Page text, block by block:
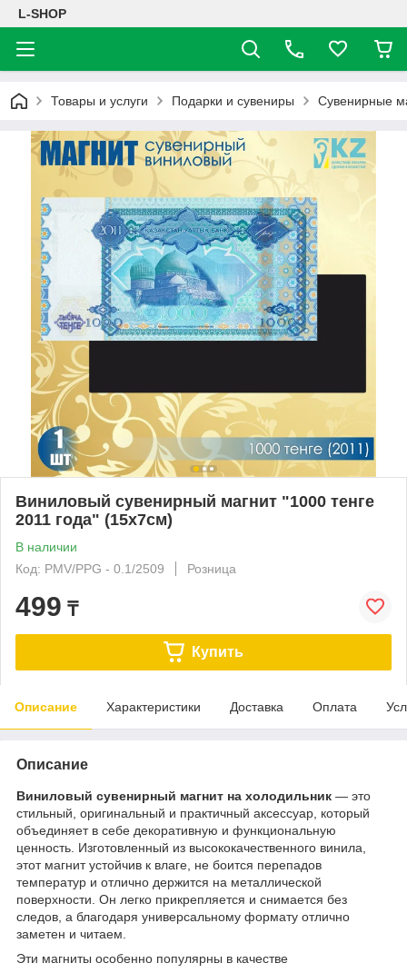
L-SHOP
Товары и услуги Подарки и сувениры Сувенирные
Виниловый сувенирный магнит "1000 тенге
2011 года" (15х7см)
В наличии
Код: PMV/PPG - 0.1/2509
Розница
499 ₸
Купить
Описание Характеристики Доставка Оплата
Описание
Виниловый сувенирный магнит на холодильник — это
стильный, оригинальный и практичный аксессуар, который
объединяет в себе декоративную и функциональную
ценность. Изготовленный из высококачественного винила,
этот магнит устойчив к влаге, не боится перепадов
температур и отлично держится на металлической
поверхности. Он легко прикрепляется и снимается без
следов, а благодаря универсальному формату отлично
заметен и читаем.
Эти магниты особенно популярны в качестве